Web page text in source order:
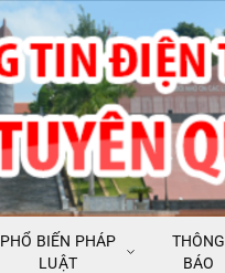
PHỔ BIẾN PHÁP
LUẬT
THÔNG
BÁO